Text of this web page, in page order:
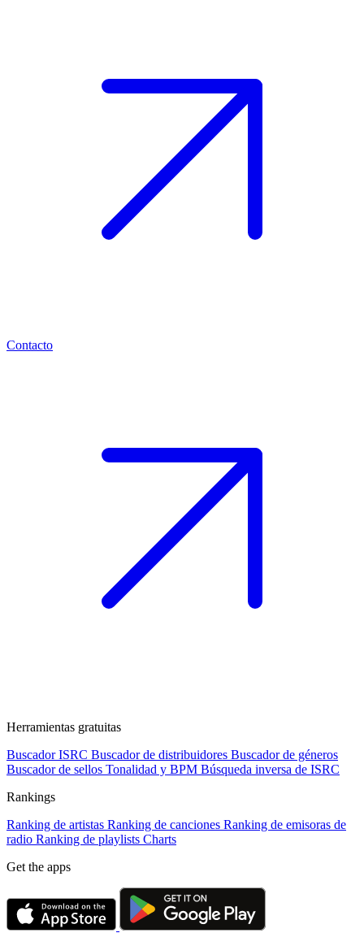
Contacto
Herramientas gratuitas
Buscador ISRC Buscador de distribuidores Buscador de géneros
Buscador de sellos Tonalidad y BPM Búsqueda inversa de ISRC
Rankings
Ranking de artistas Ranking de canciones Ranking de emisoras de
radio Ranking de playlists Charts
Get the apps